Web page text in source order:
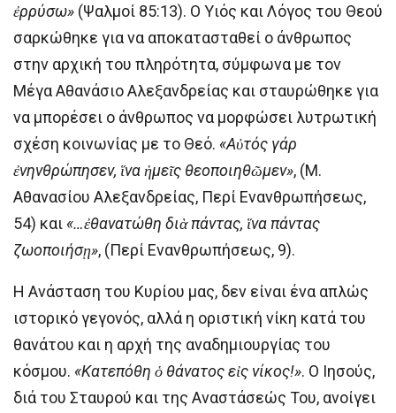
ἐρρύσω» (Ψαλμοί 85:13). Ο Υιός και Λόγος του Θεού
σαρκώθηκε για να αποκατασταθεί ο άνθρωπος
στην αρχική του πληρότητα, σύμφωνα με τον
Μέγα Αθανάσιο Αλεξανδρείας και σταυρώθηκε για
να μπορέσει ο άνθρωπος να μορφώσει λυτρωτική
σχέση κοινωνίας με το Θεό. «Αὐτός γάρ
ἐνηνθρώπησεν, ἵνα ἡμεῖς θεοποιηθῶμεν», (Μ.
Αθανασίου Αλεξανδρείας, Περί Ενανθρωπήσεως,
54) και «…ἐθανατώθη διὰ πάντας, ἵνα πάντας
ζωοποιήσῃ», (Περί Ενανθρωπήσεως, 9).
Η Ανάσταση του Κυρίου μας, δεν είναι ένα απλώς
ιστορικό γεγονός, αλλά η οριστική νίκη κατά του
θανάτου και η αρχή της αναδημιουργίας του
κόσμου. «Κατεπόθη ὁ θάνατος εἰς νίκος!». Ο Ιησούς,
διά του Σταυρού και της Αναστάσεώς Του, ανοίγει